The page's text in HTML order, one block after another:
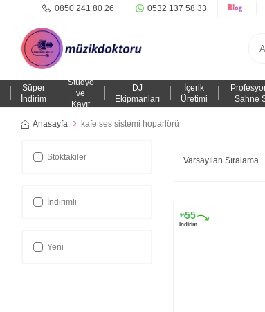
0850 241 80 26 0532 137 58 33
Süper
İndirim
Stüdyo
ve
Kayıt
DJ
Ekipmanları
İçerik
Üretimi
Sahne
Anasayfa
kafe ses sistemi hoparlörü
Stoktakiler
İndirimli
Yeni
%55
İndirim